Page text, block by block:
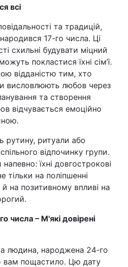
всі
та традицій,
17-го числа. Ці
схильні будувати міцний
покластися їхні сім’ї.
відданістю тим, хто
висловлюють любов через
та створення
відчувається емоційно
рутину, ритуали або
відпочинку групи.
їхні довгострокові
тільки на поліпшенні
на позитивному впливі на
числа – М'які довірені
людина, народжена 24-го
вам пощастило. Цю дату